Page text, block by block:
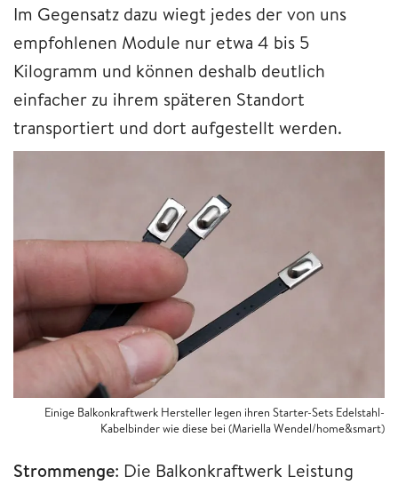
Im Gegensatz dazu wiegt jedes der von uns
empfohlenen Module nur etwa 4 bis 5
Kilogramm und können deshalb deutlich
einfacher zu ihrem späteren Standort
transportiert und dort aufgestellt werden.
Einige Balkonkraftwerk Hersteller legen ihren Starter-Sets Edelstahl-
Kabelbinder wie diese bei (Mariella Wendel/home&smart)
Strommenge: Die Balkonkraftwerk Leistung